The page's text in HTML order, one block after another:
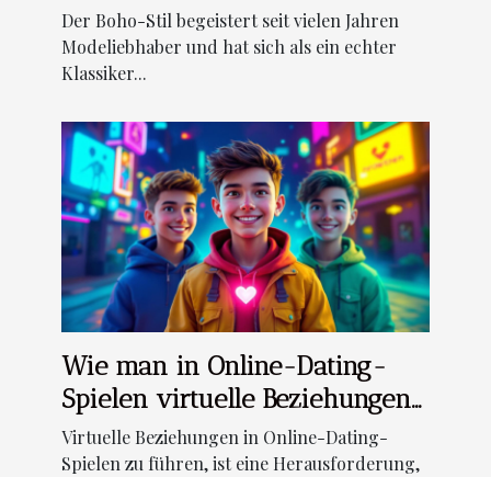
Der Boho-Stil begeistert seit vielen Jahren
Modeliebhaber und hat sich als ein echter
Klassiker...
Wie man in Online-Dating-
Spielen virtuelle Beziehungen
erfolgreich aufbaut
Virtuelle Beziehungen in Online-Dating-
Spielen zu führen, ist eine Herausforderung,